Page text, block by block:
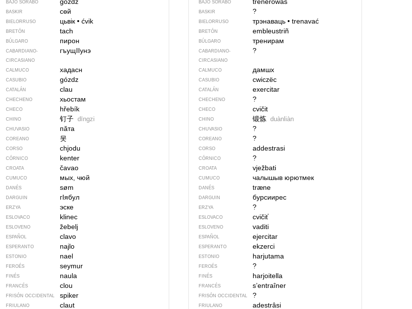
BAJO SORABO
BASKIR сөй
BIELORRUSO цьвік • ćvik
BRETÓN tach
BÚLGARO пирон
CABARDIANO-
CIRCASIANO
гъущIIунэ
CALMUCO хадасн
CASUBIO gózdz
CATALÁN clau
CHECHENO хьостам
CHECO hřebík
CHINO 钉子 dīngzi
CHUVASIO пӑта
COREANO 못
CORSO chjodu
CÓRNICO kenter
CROATA čavao
CUMUCO мых, чюй
DANÉS søm
DARGUIN гIябул
ERZYA эске
ESLOVACO klinec
ESLOVENO žebelj
ESPAÑOL clavo
ESPERANTO najlo
ESTONIO nael
FEROÉS seymur
FINÉS naula
FRANCÉS clou
FRISÓN OCCIDENTAL spiker
FRIULANO claut
BAJO SORABO
BASKIR ?
BIELORRUSO трэнаваць• trenavać
BRETÓN embleustriñ
BÚLGARO тренирам
CABARDIANO-
CIRCASIANO
?
CALMUCO дамшх
CASUBIO cwiczëc
CATALÁN exercitar
CHECHENO ?
CHECO cvičit
CHINO 锻炼 duànliàn
CHUVASIO ?
COREANO ?
CORSO addestrasi
CÓRNICO ?
CROATA vježbati
CUMUCO чалышыв юрютмек
DANÉS træne
DARGUIN бурсиирес
ERZYA ?
ESLOVACO cvičiť
ESLOVENO vaditi
ESPAÑOL ejercitar
ESPERANTO ekzerci
ESTONIO harjutama
FEROÉS ?
FINÉS harjoitella
FRANCÉS s’entraîner
FRISÓN OCCIDENTAL ?
FRIULANO adestrâsi